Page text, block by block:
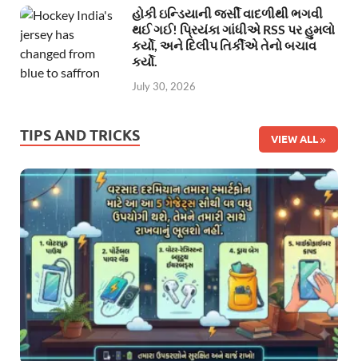
હોકી ઇન્ડિયાની જર્સી વાદળીથી ભગવી
થઈ ગઈ! પ્રિયંકા ગાંધીએ RSS પર હુમલો
કર્યો, અને દિલીપ તિર્કીએ તેનો બચાવ
કર્યો.
July 30, 2026
TIPS AND TRICKS VIEW ALL